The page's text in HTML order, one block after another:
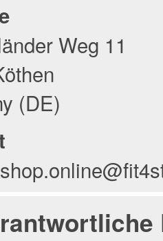
Weg 11
(DE)